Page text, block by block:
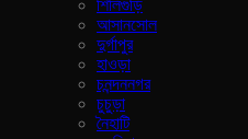
শিলিগুড়ি
আসানসোল
দুর্গাপুর
হাওড়া
চনন্দননগর
চুচুড়া
নৈহাটি